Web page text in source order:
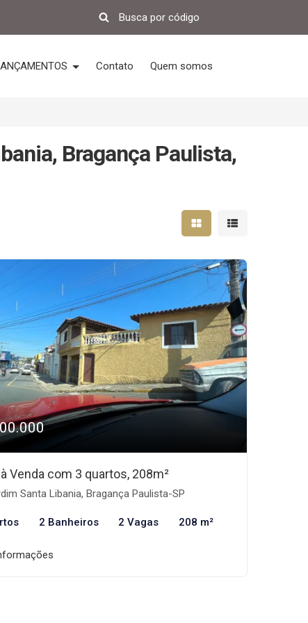
Contato Quem somos
Bragança Paulista,
Mostrar resultados em
Mostrar
Venda com 3 quartos, 208m²
Santa Libania, Bragança Paulista-SP
2 Banheiros 2 Vagas 208 m²